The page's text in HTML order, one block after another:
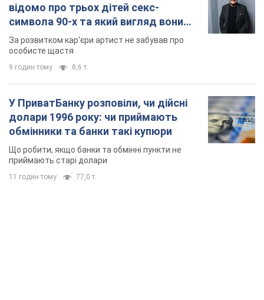
відомо про трьох дітей секс-
символа 90-х та який вигляд вони
мають
За розвитком кар'єри артист не забував про
особисте щастя
9 годин тому 8,6 т.
У ПриватБанку розповіли, чи дійсні
долари 1996 року: чи приймають
обмінники та банки такі купюри
Що робити, якщо банки та обмінні пункти не
приймають старі долари
11 годин тому 77,0 т.